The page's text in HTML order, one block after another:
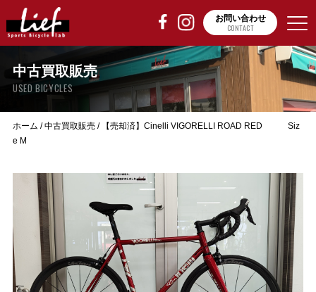
お問い合わせ
CONTACT
中古買取販売
USED BICYCLES
ホーム /中古買取販売/
【売却済】Cinelli VIGORELLI ROAD RED Siz
e M